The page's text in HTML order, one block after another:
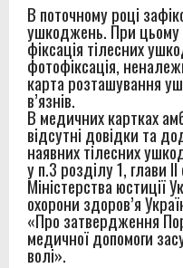
В поточному році
ушкоджень. При
фіксація тілесних
фотофіксація,
карта розташування
в’язнів.
В медичних картках
відсутні довідки та
наявних тілесних
у п.3 розділу 1, глави II
Міністерства юстиції
охорони здоров’я
«Про затвердження
медичної допомоги
волі».